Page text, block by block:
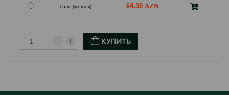
15 кг (мешок) 64.30
КУПИТЬ